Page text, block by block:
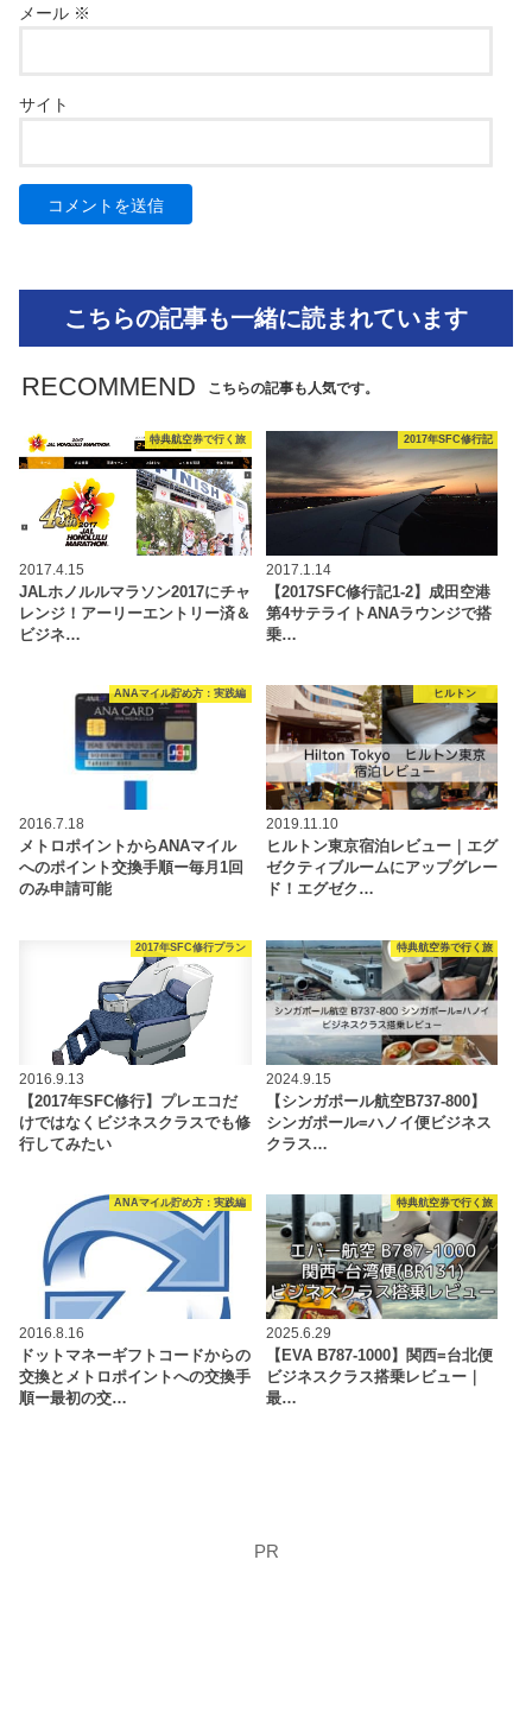
メール ※
サイト
こちらの記事も一緒に読まれています
RECOMMEND こちらの記事も人気です。
特典航空券で行く旅
2017.4.15
JALホノルルマラソン2017にチャ
レンジ！アーリーエントリー済＆
ビジネ…
2017年SFC修行記
2017.1.14
【2017SFC修行記1-2】成田空港
第4サテライトANAラウンジで搭
乗…
ANAマイル貯め方：実践編
2016.7.18
メトロポイントからANAマイル
へのポイント交換手順ー毎月1回
のみ申請可能
ヒルトン
2019.11.10
ヒルトン東京宿泊レビュー｜エグ
ゼクティブルームにアップグレー
ド！エグゼク…
2017年SFC修行プラン
2016.9.13
【2017年SFC修行】プレエコだ
けではなくビジネスクラスでも修
行してみたい
特典航空券で行く旅
2024.9.15
【シンガポール航空B737-800】
シンガポール=ハノイ便ビジネス
クラス…
ANAマイル貯め方：実践編
2016.8.16
ドットマネーギフトコードからの
交換とメトロポイントへの交換手
順ー最初の交…
特典航空券で行く旅
2025.6.29
【EVA B787-1000】関西=台北便
ビジネスクラス搭乗レビュー｜
最…
PR